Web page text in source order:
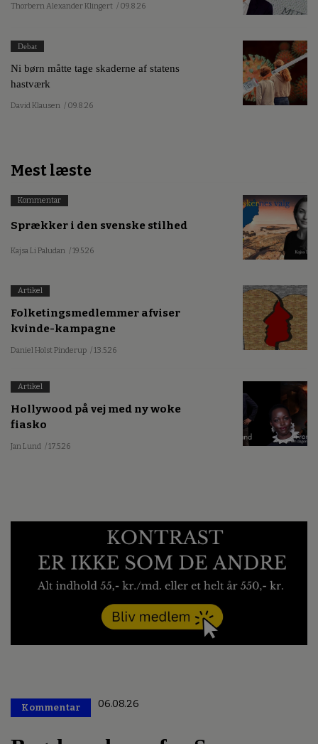
Thorbern Alexander Klingert / 09.8.26
Debat
Ni børn måtte tage skaderne af statens
hastværk
David Klausen / 09.8.26
Mest læste
Kommentar
Sprækker i den svenske stilhed
Kajsa Li Paludan / 19.5.26
Artikel
Folketingsmedlemmer afviser
kvinde-kampagne
Daniel Holst Pinderup / 13.5.26
Artikel
Hollywood på vej med ny woke
fiasko
Jan Lund / 17.5.26
Kommentar 06.08.26